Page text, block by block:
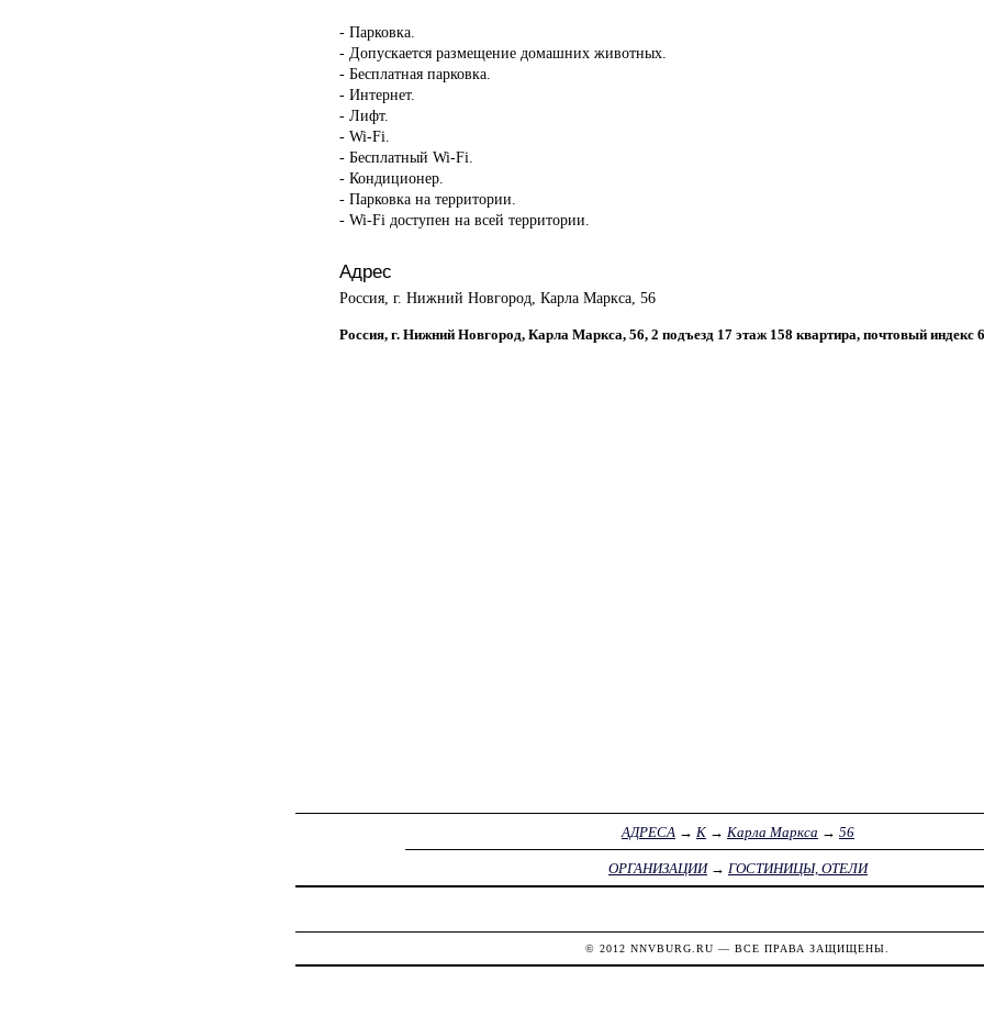
- Парковка.
- Допускается размещение домашних животных.
- Бесплатная парковка.
- Интернет.
- Лифт.
- Wi-Fi.
- Бесплатный Wi-Fi.
- Кондиционер.
- Парковка на территории.
- Wi-Fi доступен на всей территории.
Адрес
Россия, г. Нижний Новгород, Карла Маркса, 56
Россия, г. Нижний Новгород, Карла Маркса, 56, 2 подъезд 17 этаж 158 квартира, почтовый индекс
АДРЕСА → К→ Карла Маркса → 56
ОРГАНИЗАЦИИ→ ГОСТИНИЦЫ, ОТЕЛИ
© 2012NNVBURG.RU — ВСЕ ПРАВА ЗАЩИЩЕНЫ.